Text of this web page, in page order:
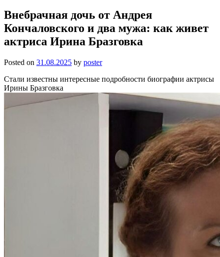
Внебрачная дочь от Андрея
Кончаловского и два мужа: как живет
актриса Ирина Бразговка
Posted on 31.08.2025 by poster
Стали известны интересные подробности биографии актрисы
Ирины Бразговка